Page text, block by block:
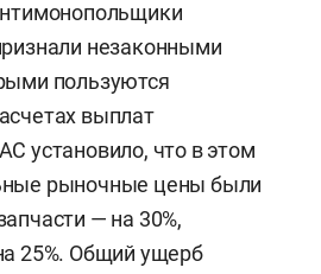
незаконными
пользуются
выплат
установило, что в этом
рыночные цены были
— на 30%,
25%. Общий ущерб